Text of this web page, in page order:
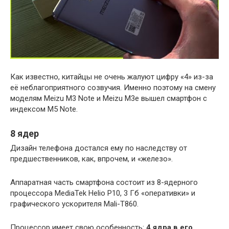
Как известно, китайцы не очень жалуют цифру «4» из-за
её неблагоприятного созвучия. Именно поэтому на смену
моделям Meizu M3 Note и Meizu M3e вышел смартфон с
индексом M5 Note.
8 ядер
Дизайн телефона достался ему по наследству от
предшественников, как, впрочем, и «железо».
Аппаратная часть смартфона состоит из 8-ядерного
процессора MediaTek Helio P10, 3 Гб «оперативки» и
графического ускорителя Mali-T860.